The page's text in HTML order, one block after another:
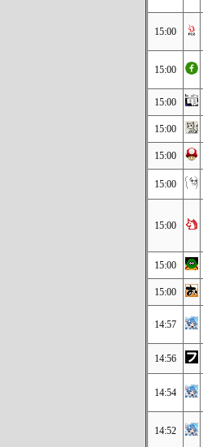
15:00
15:00
15:00
15:00
15:00
15:00
15:00
15:00
15:00
14:57
14:56
14:54
14:52